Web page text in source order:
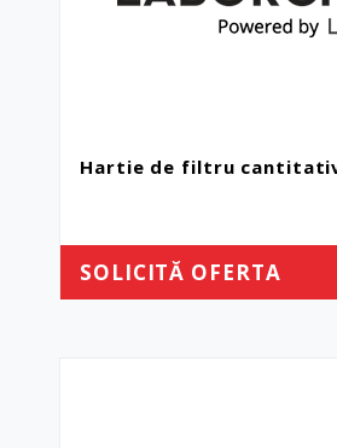
Hartie de filtru
SOLICITĂ OFERTA